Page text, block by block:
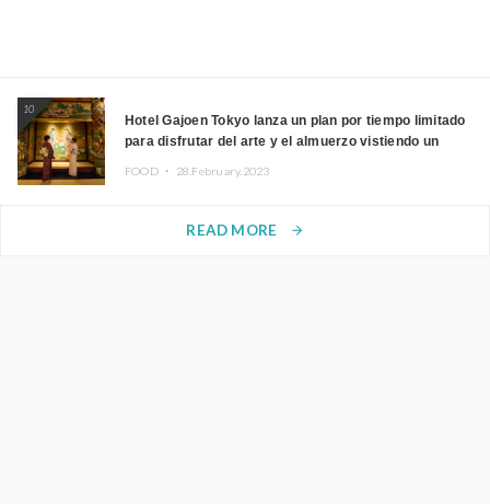
10
Hotel Gajoen Tokyo lanza un plan por tiempo limitado
para disfrutar del arte y el almuerzo vistiendo un
FOOD ・ 28.February.2023
READ MORE arrow_forward